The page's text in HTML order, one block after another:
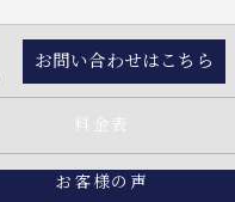
お問い合わせはこちら
料金表
お客様の声